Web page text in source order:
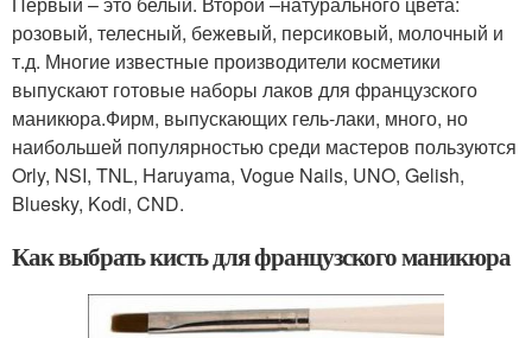
розовый, телесный, бежевый, персиковый, молочный и
т.д. Многие известные производители косметики
выпускают готовые наборы лаков для французского
маникюра.Фирм, выпускающих гель-лаки, много, но
наибольшей популярностью среди мастеров пользуются
Orly, NSI, TNL, Haruyama, Vogue Nails, UNO, Gelish,
Bluesky, Kodi, CND.
Как выбрать кисть для французского маникюра